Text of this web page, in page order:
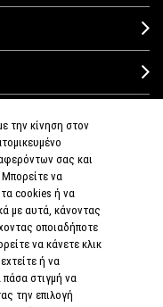
την κίνηση στον
σας και
να
τα cookies ή να
με αυτά, κάνοντας
οποιαδήποτε
να κάνετε κλικ
ή να
στιγμή να
την επιλογή